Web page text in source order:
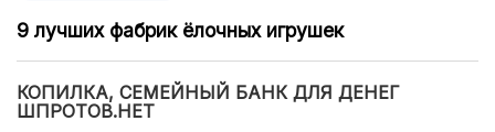
9 лучших фабрик ёлочных игрушек
КОПИЛКА, СЕМЕЙНЫЙ БАНК ДЛЯ ДЕНЕГ
ШПРОТОВ.НЕТ